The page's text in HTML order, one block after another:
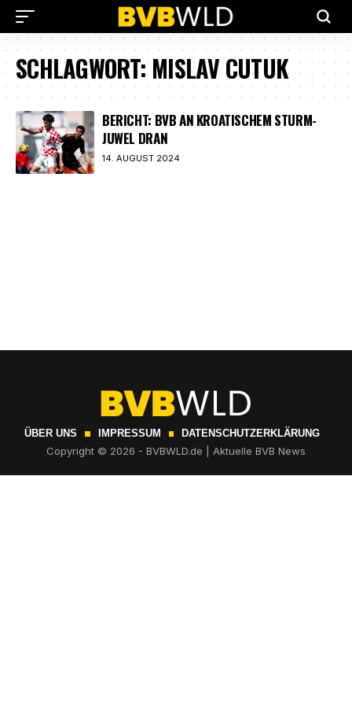
SCHLAGWORT:MISLAV CUTUK
BERICHT: BVB AN KROATISCHEM STURM-
JUWEL DRAN
14. AUGUST 2024
ÜBER UNS IMPRESSUM DATENSCHUTZERKLÄRUNG
Copyright © 2026 - BVBWLD.de | Aktuelle BVB News